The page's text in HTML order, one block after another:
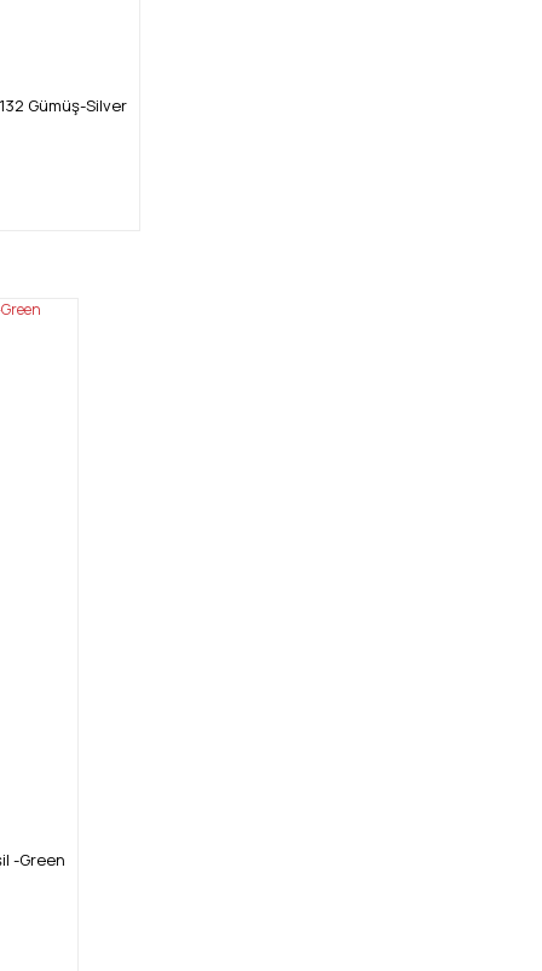
Gümüş-Silver
-Green